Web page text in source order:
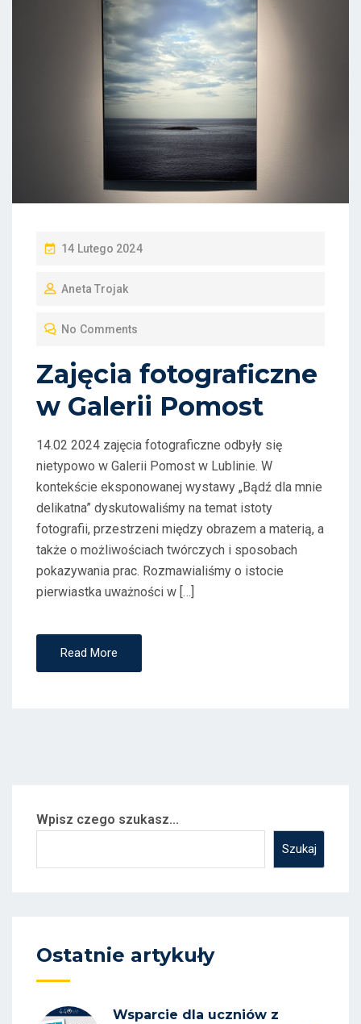
P
S
O
N
14 Lutego 2024
Aneta Trojak
No Comments
Zajęcia fotograficzne
w Galerii Pomost
14.02 2024 zajęcia fotograficzne odbyły się
nietypowo w Galerii Pomost w Lublinie. W
kontekście eksponowanej wystawy „Bądź dla mnie
delikatna” dyskutowaliśmy na temat istoty
fotografii, przestrzeni między obrazem a materią, a
także o możliwościach twórczych i sposobach
pokazywania prac. Rozmawialiśmy o istocie
pierwiastka uważności w […]
Read More
Wpisz czego szukasz...
Szukaj
Ostatnie artykuły
Wsparcie dla uczniów z